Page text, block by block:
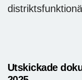
Utskickade